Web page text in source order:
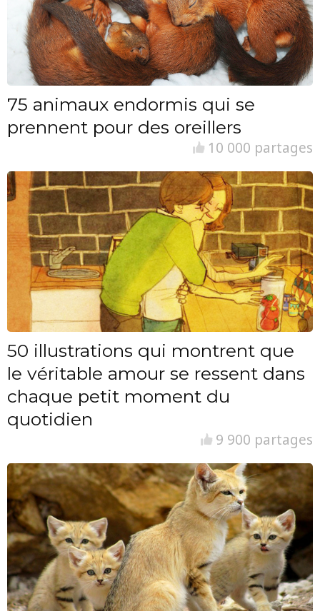
75 animaux endormis qui se
prennent pour des oreillers
10 000 partages
50 illustrations qui montrent que
le véritable amour se ressent dans
chaque petit moment du
quotidien
9 900 partages